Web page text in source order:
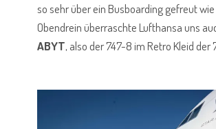
so sehr über ein Busboarding gefreut wie
Obendrein überraschte Lufthansa uns
ABYT, also der 747-8 im Retro Kleid der